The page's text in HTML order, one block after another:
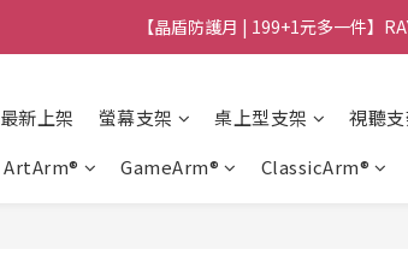
【晶盾防護月 | 199+1元多一件】
最新上架 螢幕支架 桌上型支架 視聽
ArtArm® GameArm® ClassicArm®